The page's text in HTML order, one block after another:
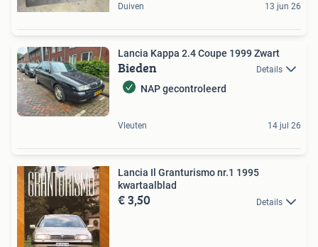
Duiven 13 jun 26
Lancia Kappa 2.4 Coupe 1999 Zwart
Bieden Details
NAP gecontroleerd
Vleuten 14 jul 26
Lancia Il Granturismo nr.1 1995
kwartaalblad
€ 3,50 Details